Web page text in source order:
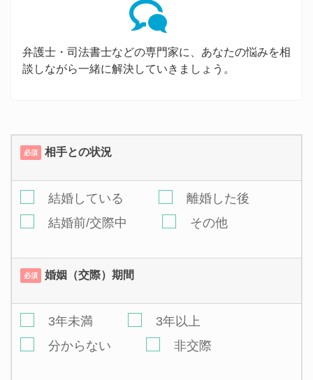
弁護士・司法書士などの専門家に、あなたの悩みを相
談しながら一緒に解決していきましょう。
必須 相手との状況
結婚している
離婚した後
結婚前/交際中
その他
必須 婚姻（交際）期間
3年未満
3年以上
分からない
非交際